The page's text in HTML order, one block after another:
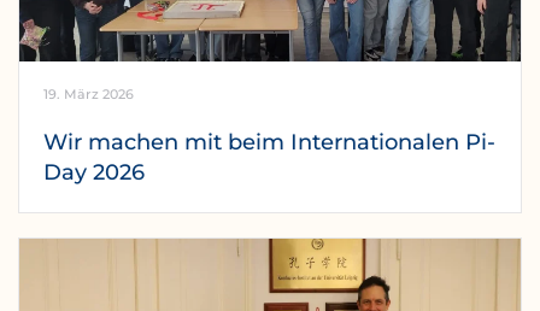
19. März 2026
Wir machen mit beim Internationalen Pi-
Day 2026